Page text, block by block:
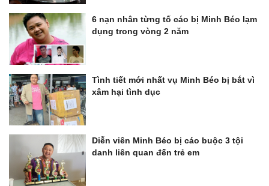
6 nạn nhân từng tố cáo bị Minh Béo lạm
dụng trong vòng 2 năm
Tình tiết mới nhất vụ Minh Béo bị bắt vì
xâm hại tình dục
Diễn viên Minh Béo bị cáo buộc 3 tội
danh liên quan đến trẻ em